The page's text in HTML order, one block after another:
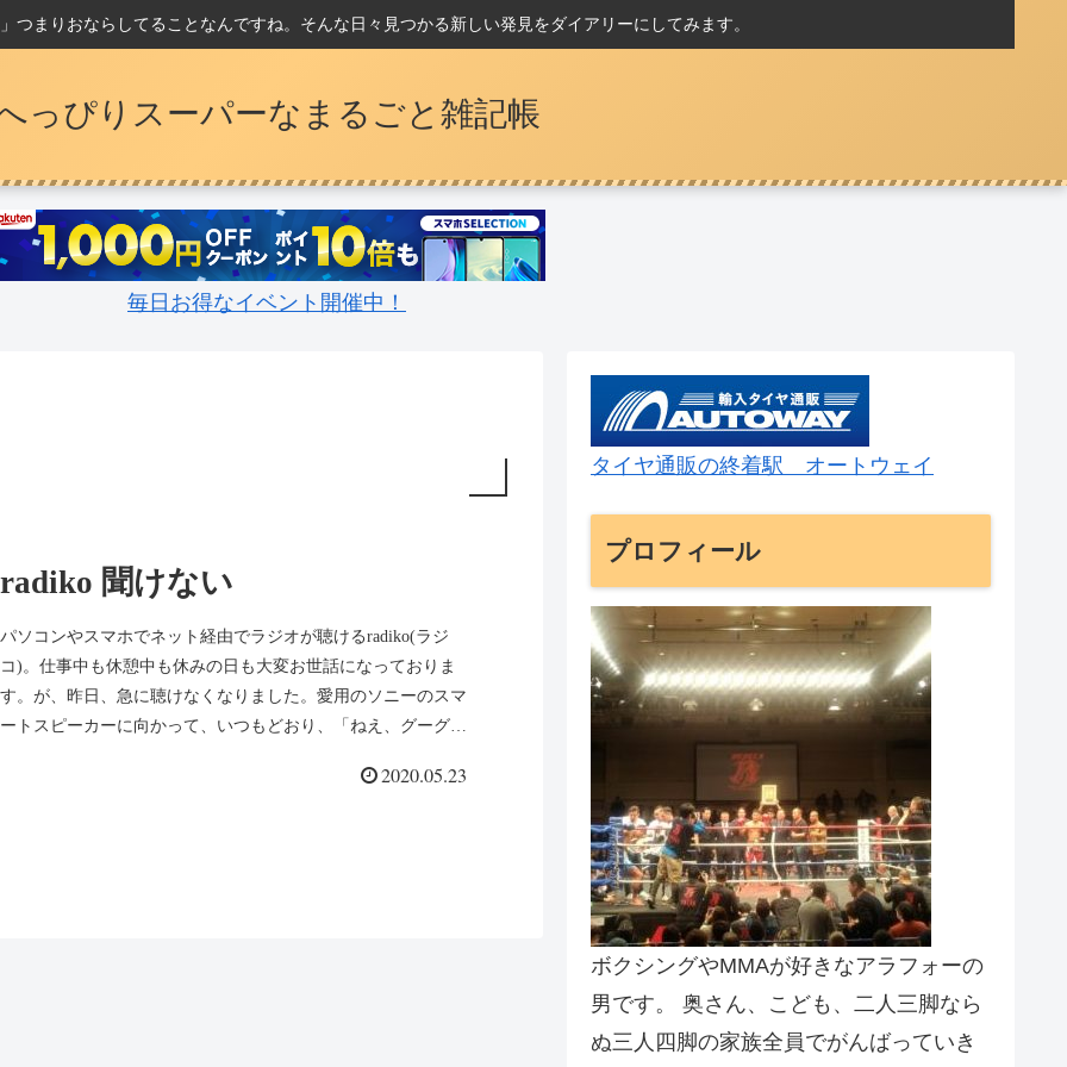
つまりおならしてることなんですね。そんな日々見つかる新しい発見をダイアリーにしてみます。
っぴりスーパーなまるごと雑記帳
毎日お得なイベント開催中！
radiko 聞けない
パソコンやスマホでネット経由でラジオが聴けるradiko(ラジ
コ)。仕事中も休憩中も休みの日も大変お世話になっておりま
す。が、昨日、急に聴けなくなりました。愛用のソニーのスマ
ートスピーカーに向かって、いつもどおり、「ねえ、グーグ
2020.05.23
タイヤ通販の終着駅 オートウェイ
プロフィール
ボクシングやMMAが好きなアラフォーの
男です。 奥さん、こども、二人三脚なら
ぬ三人四脚の家族全員でがんばっていき